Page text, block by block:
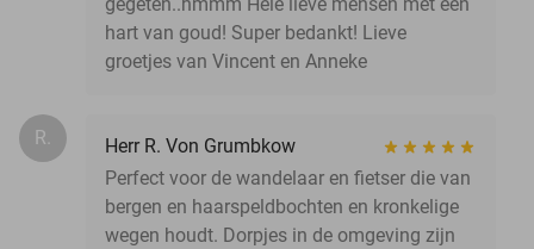
hart van goud! Super bedankt! Lieve
groetjes van Vincent en Anneke
R.
Herr R. Von Grumbkow
Perfect voor de wandelaar en fietser die van
bergen en haarspeldbochten en kronkelige
wegen houdt. Dorpjes in de omgeving zijn